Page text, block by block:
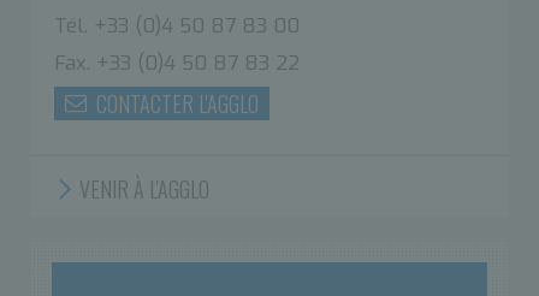
Tél. +33 (0)4 50 87 83 00
Fax. +33 (0)4 50 87 83 22
CONTACTER L'AGGLO
VENIR À L'AGGLO